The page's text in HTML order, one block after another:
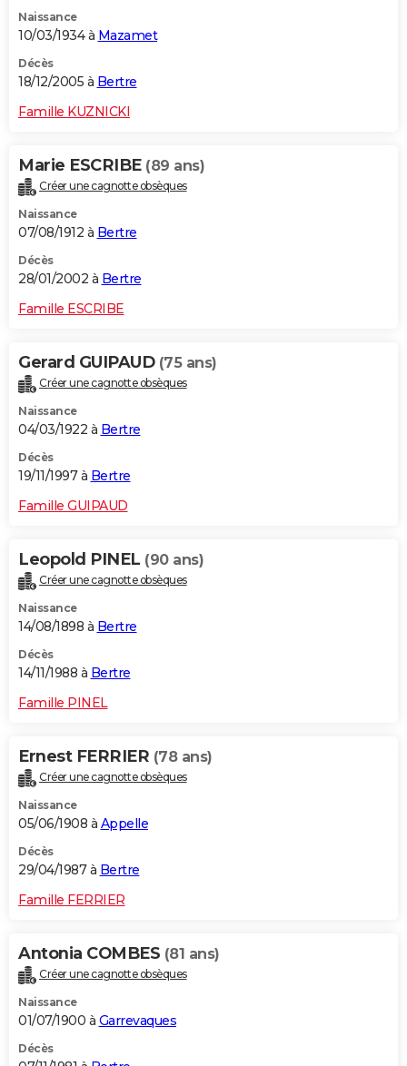
Naissance
10/03/1934 à Mazamet
Décès
18/12/2005 à Bertre
Famille KUZNICKI
Marie ESCRIBE (89 ans)
Créer une cagnotte obsèques
Naissance
07/08/1912 à Bertre
Décès
28/01/2002 à Bertre
Famille ESCRIBE
Gerard GUIPAUD (75 ans)
Créer une cagnotte obsèques
Naissance
04/03/1922 à Bertre
Décès
19/11/1997 à Bertre
Famille GUIPAUD
Leopold PINEL (90 ans)
Créer une cagnotte obsèques
Naissance
14/08/1898 à Bertre
Décès
14/11/1988 à Bertre
Famille PINEL
Ernest FERRIER (78 ans)
Créer une cagnotte obsèques
Naissance
05/06/1908 à Appelle
Décès
29/04/1987 à Bertre
Famille FERRIER
Antonia COMBES (81 ans)
Créer une cagnotte obsèques
Naissance
01/07/1900 à Garrevaques
Décès